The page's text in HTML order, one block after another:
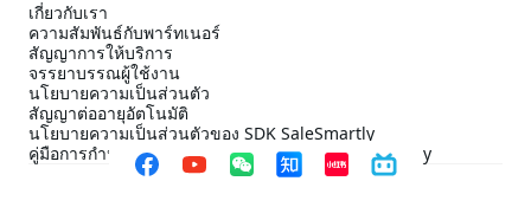
เกี่ยวกับเรา
ความสัมพันธ์กับพาร์ทเนอร์
สัญญาการให้บริการ
จรรยาบรรณผู้ใช้งาน
นโยบายความเป็นส่วนตัว
สัญญาต่ออายุอัตโนมัติ
นโยบายความเป็นส่วนตัวของ SDK SaleSmartly
คู่มือการกำหนดค่าการปฏิบัติตาม SDK ของ SaleSmartly